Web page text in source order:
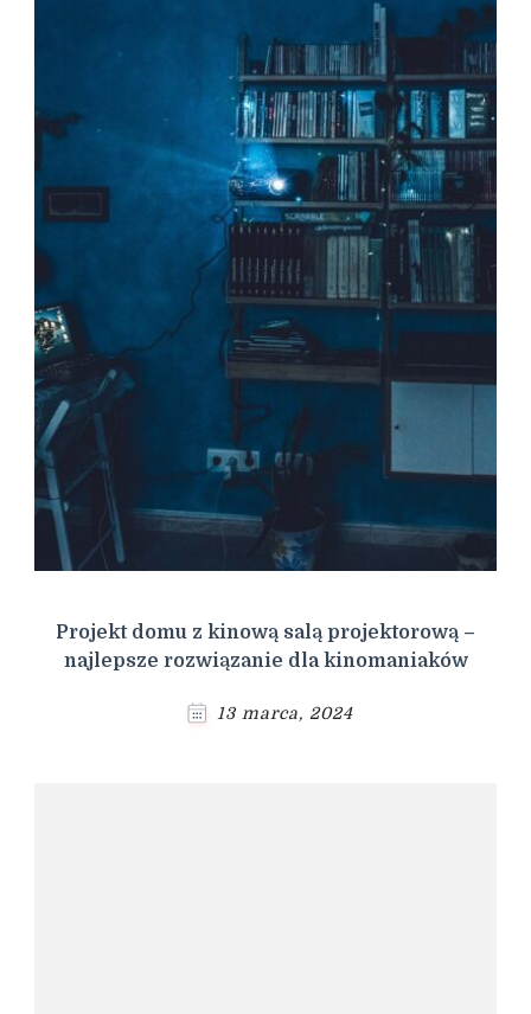
Projekt domu z kinową salą projektorową –
najlepsze rozwiązanie dla kinomaniaków
13 marca, 2024